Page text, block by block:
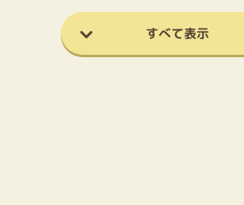
すべて表示